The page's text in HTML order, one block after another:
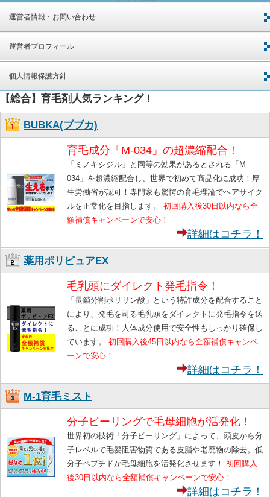
運営者情報・お問い合わせ
運営者プロフィール
個人情報保護方針
【総合】育毛剤人気ランキング！
BUBKA(ブブカ)
育毛成分「M-034」の超濃縮配合！
「ミノキシジル」と同等の効果があるとされる「M-
034」を超濃縮配合し、世界で初めて商品化に成功！厚
生労働省が認可！専門家も驚愕の育毛理論でヘアサイク
ルを正常化を目指します。 初回購入後30日以内なら全
額補償キャンペーンで安心！
詳細はコチラ！
薬用ポリピュアEX
毛乳頭にダイレクト発毛指令！
「長鎖分割ポリリン酸」という特許成分を配合すること
により、発毛を司る毛乳頭をダイレクトに発毛指令を送
ることに成功！人体成分使用で安全性もしっかり確保し
ています。 初回購入後45日以内なら全額補償キャンペ
ーンで安心！
詳細はコチラ！
M-1育毛ミスト
分子ピーリングで毛母細胞が活発化！
世界初の技術「分子ピーリング」によって、頭皮から分
子レベルで毛髪阻害物質である皮脂や老廃物の除去。低
分子ペプチドが毛母細胞を活発化させます！ 初回購入
後30日以内なら全額補償キャンペーンで安心！
詳細はコチラ！